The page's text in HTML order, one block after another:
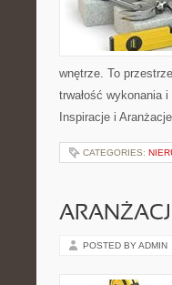
wnętrze. To
trwałość wykonania
Inspiracje i
CATEGORIES:
POSTED BY ADMIN